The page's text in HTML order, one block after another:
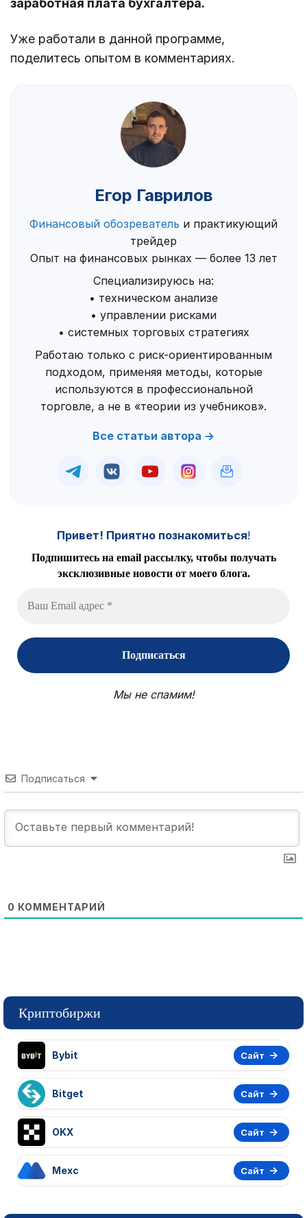
Уже работали в данной программе,
поделитесь опытом в комментариях.
Егор Гаврилов
Финансовый обозреватель и практикующий
трейдер
Опыт на финансовых рынках — более 13 лет
Специализируюсь на:
• техническом анализе
• управлении рисками
• системных торговых стратегиях
Работаю только с риск-ориентированным
подходом, применяя методы, которые
используются в профессиональной
торговле, а не в «теории из учебников».
Все статьи автора →
Привет! Приятно познакомиться!
Подпишитесь на email рассылку, чтобы получать
эксклюзивные новости от моего блога.
Мы не спамим!
Подписаться
0 КОММЕНТАРИЙ
Криптобиржи
Bybit Сайт
Bitget Сайт
OKX Сайт
Mexc Сайт